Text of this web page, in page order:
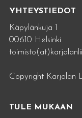
YHTEYSTIEDOT
Käpylänkuja 1
00610 Helsinki
Copyright Karjalan
TULE MUKAAN